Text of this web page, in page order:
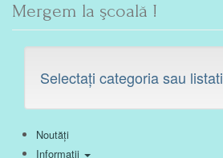
Mergem la şcoală !
Selectați categoria sau listati
Noutăți
Informații